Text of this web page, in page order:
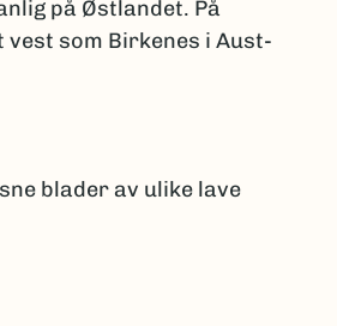
på Østlandet. På
vest som Birkenes i Aust-
blader av ulike lave